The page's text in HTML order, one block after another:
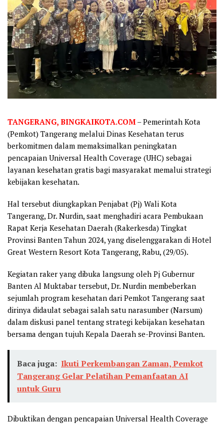
TANGERANG, BINGKAIKOTA.COM – Pemerintah Kota
(Pemkot) Tangerang melalui Dinas Kesehatan terus
berkomitmen dalam memaksimalkan peningkatan
pencapaian Universal Health Coverage (UHC) sebagai
layanan kesehatan gratis bagi masyarakat memalui strategi
kebijakan kesehatan.
Hal tersebut diungkapkan Penjabat (Pj) Wali Kota
Tangerang, Dr. Nurdin, saat menghadiri acara Pembukaan
Rapat Kerja Kesehatan Daerah (Rakerkesda) Tingkat
Provinsi Banten Tahun 2024, yang diselenggarakan di Hotel
Great Western Resort Kota Tangerang, Rabu, (29/05).
Kegiatan raker yang dibuka langsung oleh Pj Gubernur
Banten Al Muktabar tersebut, Dr. Nurdin membeberkan
sejumlah program kesehatan dari Pemkot Tangerang saat
dirinya didaulat sebagai salah satu narasumber (Narsum)
dalam diskusi panel tentang strategi kebijakan kesehatan
bersama dengan tujuh Kepala Daerah se-Provinsi Banten.
Baca juga: Ikuti Perkembangan Zaman, Pemkot
Tangerang Gelar Pelatihan Pemanfaatan AI
untuk Guru
Dibuktikan dengan pencapaian Universal Health Coverage